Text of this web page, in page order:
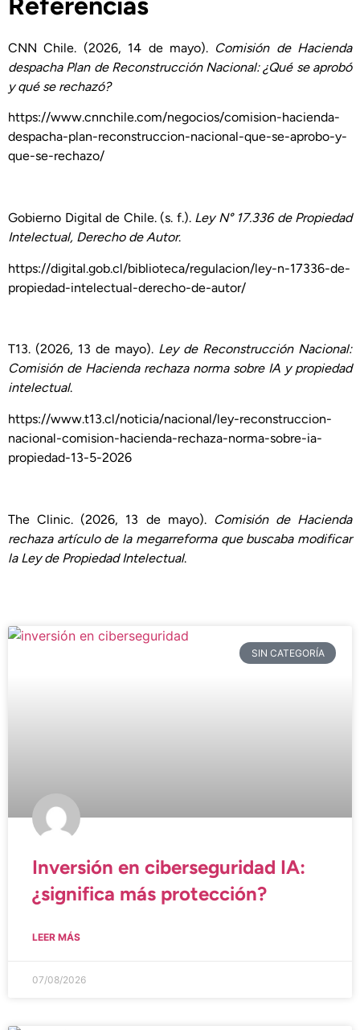
CNN Chile. (2026, 14 de mayo). Comisión de Hacienda
despacha Plan de Reconstrucción Nacional: ¿Qué se aprobó
y qué se rechazó?
https://www.cnnchile.com/negocios/comision-hacienda-
despacha-plan-reconstruccion-nacional-que-se-aprobo-y-
que-se-rechazo/
Gobierno Digital de Chile. (s. f.). Ley N° 17.336 de Propiedad
Intelectual, Derecho de Autor.
https://digital.gob.cl/biblioteca/regulacion/ley-n-17336-de-
propiedad-intelectual-derecho-de-autor/
T13. (2026, 13 de mayo). Ley de Reconstrucción Nacional:
Comisión de Hacienda rechaza norma sobre IA y propiedad
intelectual.
https://www.t13.cl/noticia/nacional/ley-reconstruccion-
nacional-comision-hacienda-rechaza-norma-sobre-ia-
propiedad-13-5-2026
The Clinic. (2026, 13 de mayo). Comisión de Hacienda
rechaza artículo de la megarreforma que buscaba modificar
la Ley de Propiedad Intelectual.
SIN CATEGORÍA
Inversión en ciberseguridad IA:
¿significa más protección?
LEER MÁS
07/08/2026